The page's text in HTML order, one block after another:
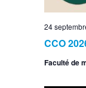
CCO
24
Faculté de